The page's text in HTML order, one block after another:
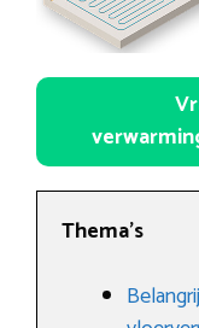
Thema’s